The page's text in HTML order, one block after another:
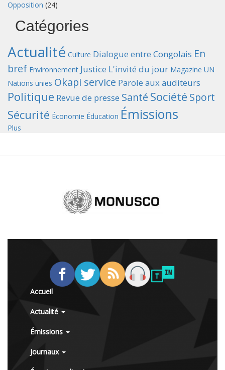
Opposition (24)
Catégories
Actualité Culture Dialogue entre Congolais En
bref Environnement Justice L'invité du jour Magazine UN
Nations unies Okapi service Parole aux auditeurs
Politique Revue de presse Santé Société Sport
Sécurité Économie Éducation Émissions
Plus
Accueil
Actualité
Émissions
Journaux